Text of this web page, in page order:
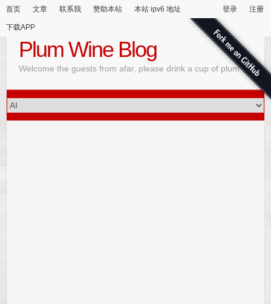
首页 文章 联系我 赞助本站 本站 ipv6 地址
下载APP
登录 注册
Plum Wine Blog
Welcome the guests from afar, please drink a cup of plum wine